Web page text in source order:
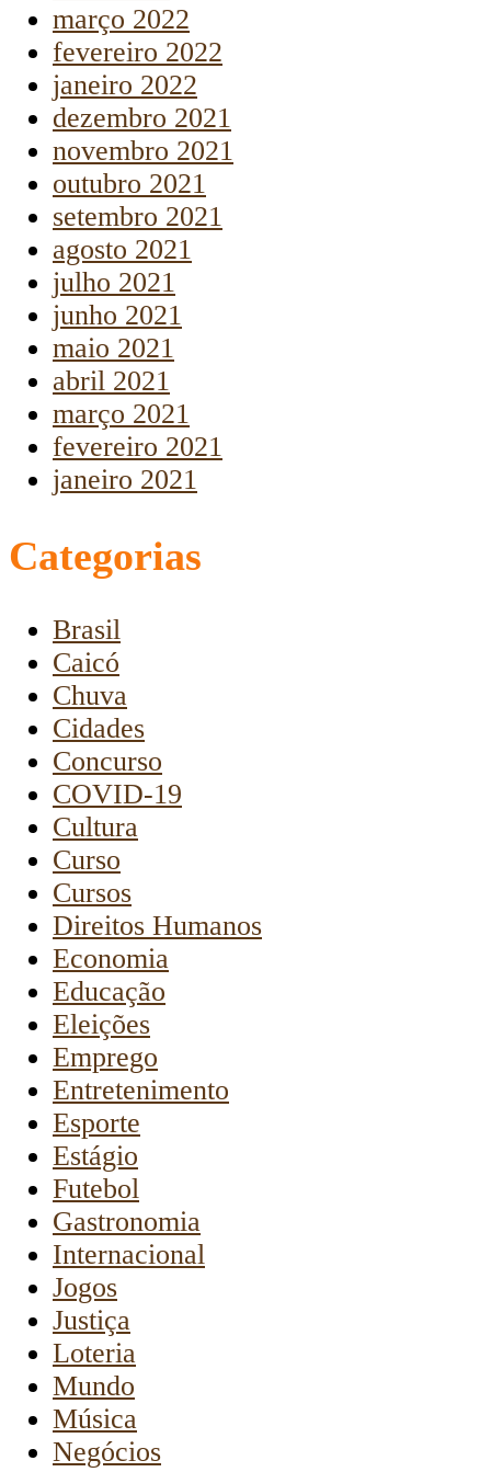
março 2022
fevereiro 2022
janeiro 2022
dezembro 2021
novembro 2021
outubro 2021
setembro 2021
agosto 2021
julho 2021
junho 2021
maio 2021
abril 2021
março 2021
fevereiro 2021
janeiro 2021
Categorias
Brasil
Caicó
Chuva
Cidades
Concurso
COVID-19
Cultura
Curso
Cursos
Direitos Humanos
Economia
Educação
Eleições
Emprego
Entretenimento
Esporte
Estágio
Futebol
Gastronomia
Internacional
Jogos
Justiça
Loteria
Mundo
Música
Negócios